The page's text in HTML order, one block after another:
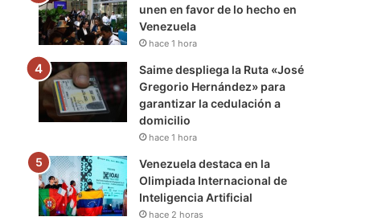
unen en favor de lo hecho en
Venezuela
hace 1 hora
Saime despliega la Ruta «José
Gregorio Hernández» para
garantizar la cedulación a
domicilio
hace 1 hora
Venezuela destaca en la
Olimpiada Internacional de
Inteligencia Artificial
hace 2 horas